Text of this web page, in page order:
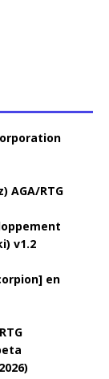
AGA/RTG
v1.2
en